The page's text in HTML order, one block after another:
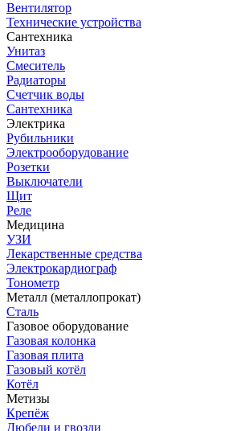
Вентилятор
Технические устройства
Сантехника
Унитаз
Смеситель
Радиаторы
Счетчик воды
Сантехника
Электрика
Рубильники
Электрооборудование
Розетки
Выключатели
Щит
Реле
Медицина
УЗИ
Лекарственные средства
Электрокардиограф
Тонометр
Металл (металлопрокат)
Сталь
Газовое оборудование
Газовая колонка
Газовая плита
Газовый котёл
Котёл
Метизы
Крепёж
Дюбели и гвозди